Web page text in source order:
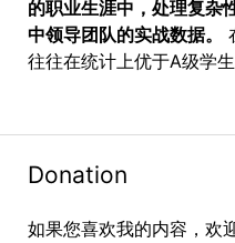
Donation
如果您喜欢我的内容，欢
的职业生涯中，处理复杂
中领导团队的实战数据。
往往在统计上优于A级学生